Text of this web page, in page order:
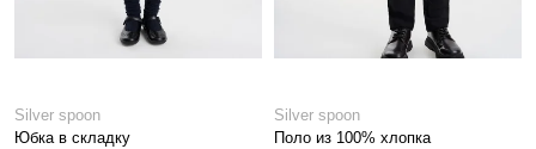
Silver spoon
Юбка в складку
Silver spoon
Поло из 100% хлопка